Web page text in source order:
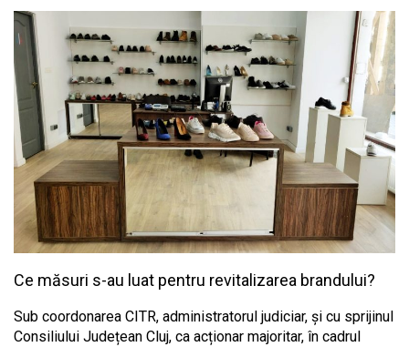
Ce măsuri s-au luat pentru revitalizarea brandului?
Sub coordonarea CITR, administratorul judiciar, și cu sprijinul
Consiliului Județean Cluj, ca acționar majoritar, în cadrul